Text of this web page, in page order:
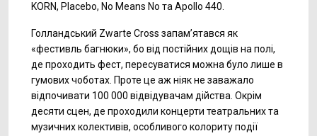
KORN, Placebo, No Means No та Apollo 440.
Голландський Zwarte Cross запам’ятався як
«фестивль багнюки», бо від постійних дощів на полі,
де проходить фест, пересуватися можна було лише в
гумових чоботах. Проте це аж ніяк не заважало
відпочивати 100 000 відвідувачам дійства. Окрім
десяти сцен, де проходили концерти театральних та
музичних колективів, особливого колориту події